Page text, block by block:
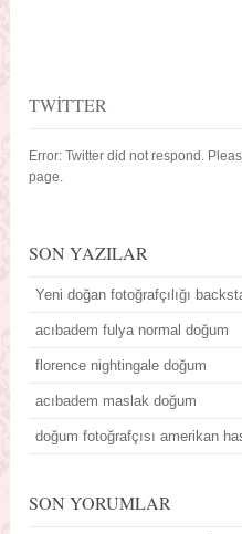
TWITTER
Error: Twitter did not respond.
page.
SON YAZILAR
Yeni doğan fotoğrafçılığı
acıbadem fulya normal doğum
florence nightingale doğum
acıbadem maslak doğum
doğum fotoğrafçısı amerikan
SON YORUMLAR